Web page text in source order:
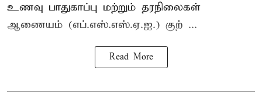
உணவு பாதுகாப்பு மற்றும் தரநிலைகள்
ஆணையம் (எப்.எஸ்.எஸ்.ஏ.ஐ.) குற் ...
Read More